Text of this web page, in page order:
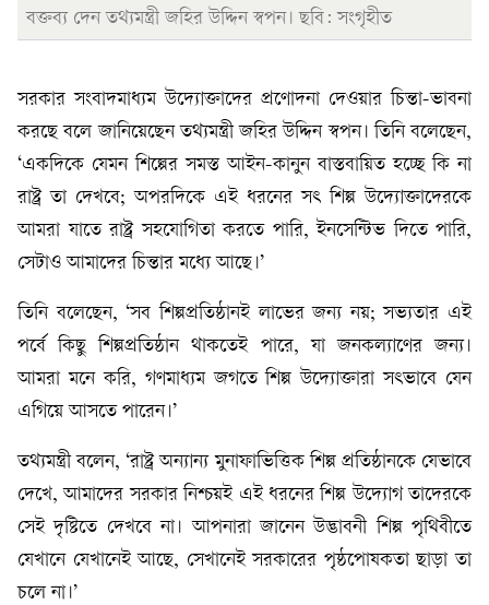
বক্তব্য দেন তথ্যমন্ত্রী জহির উদ্দিন স্বপন। ছবি: সংগৃহীত
সরকার সংবাদমাধ্যম উদ্যোক্তাদের প্রণোদনা দেওয়ার চিন্তা-ভাবনা
করছে বলে জানিয়েছেন তথ্যমন্ত্রী জহির উদ্দিন স্বপন। তিনি বলেছেন,
‘একদিকে যেমন শিল্পের সমস্ত আইন-কানুন বাস্তবায়িত হচ্ছে কি না
রাষ্ট্র তা দেখবে; অপরদিকে এই ধরনের সৎ শিল্প উদ্যোক্তাদেরকে
আমরা যাতে রাষ্ট্র সহযোগিতা করতে পারি, ইনসেন্টিভ দিতে পারি,
সেটাও আমাদের চিন্তার মধ্যে আছে।’
তিনি বলেছেন, ‘সব শিল্পপ্রতিষ্ঠানই লাভের জন্য নয়; সভ্যতার এই
পর্বে কিছু শিল্পপ্রতিষ্ঠান থাকতেই পারে, যা জনকল্যাণের জন্য।
আমরা মনে করি, গণমাধ্যম জগতে শিল্প উদ্যোক্তারা সৎভাবে যেন
এগিয়ে আসতে পারেন।’
তথ্যমন্ত্রী বলেন, ‘রাষ্ট্র অন্যান্য মুনাফাভিত্তিক শিল্প প্রতিষ্ঠানকে যেভাবে
দেখে, আমাদের সরকার নিশ্চয়ই এই ধরনের শিল্প উদ্যোগ তাদেরকে
সেই দৃষ্টিতে দেখবে না। আপনারা জানেন উদ্ভাবনী শিল্প পৃথিবীতে
যেখানে যেখানেই আছে, সেখানেই সরকারের পৃষ্ঠপোষকতা ছাড়া তা
চলে না।’